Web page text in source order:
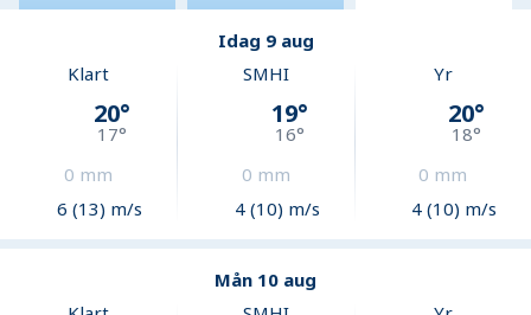
Idag 9 aug
Klart
20°
17°
0 mm
6 (13) m/s
SMHI
19°
16°
0 mm
4 (10) m/s
Yr
20°
18°
0 mm
4 (10) m/s
Mån 10 aug